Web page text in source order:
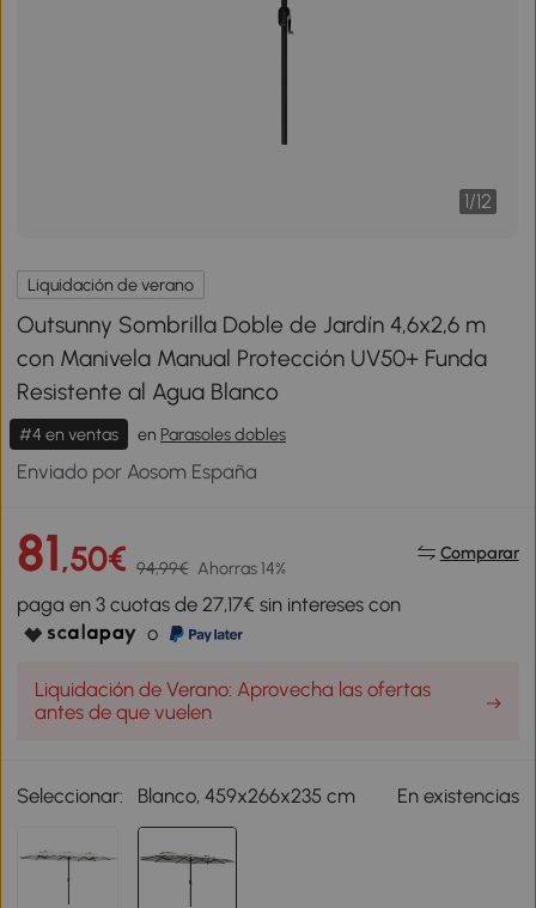
1/12
Liquidación de verano
Outsunny Sombrilla Doble de Jardín 4,6x2,6 m
con Manivela Manual Protección UV50+ Funda
Resistente al Agua Blanco
#4 en ventas en Parasoles dobles
Enviado por Aosom España
81,50€ 94,99€ Ahorras 14%
Comparar
paga en 3 cuotas de 27,17€ sin intereses con
o
Liquidación de Verano: Aprovecha las ofertas
antes de que vuelen
Seleccionar: Blanco, 459x266x235 cm En existencias